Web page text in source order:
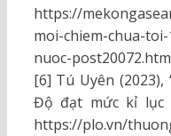
https://
moi-chiem-chua-
nuoc-
[6] Tú Uyên
Độ đạt mức kỉ lục
https://plo.vn/